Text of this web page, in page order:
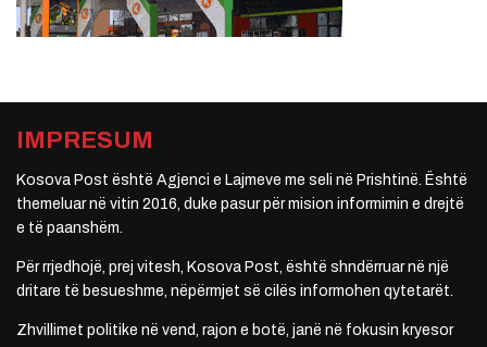
IMPRESUM
Kosova Post është Agjenci e Lajmeve me seli në Prishtinë. Është
themeluar në vitin 2016, duke pasur për mision informimin e drejtë
e të paanshëm.
Për rrjedhojë, prej vitesh, Kosova Post, është shndërruar në një
dritare të besueshme, nëpërmjet së cilës informohen qytetarët.
Zhvillimet politike në vend, rajon e botë, janë në fokusin kryesor